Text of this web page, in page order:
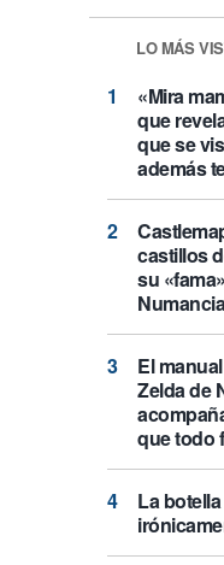
LO MÁS
«Mira
que
que se
además
castillos
su
El
Zelda de
que todo
La